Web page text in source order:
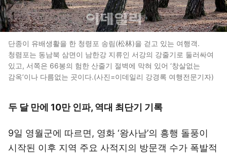
단종이 유배생활을 한 청령포 송림(松林)을 걷고 있는 여행객.
청렴포는 동남북 삼면이 남한강 지류인 서강의 강줄기로 둘러싸여
있고, 서쪽은 66봉의 험한 산줄기 절벽에 막혀 있어 ‘창살없는
감옥’이나 다름없는 곳이다.(사진=이데일리 강경록 여행전문기자)
두 달 만에 10만 인파, 역대 최단기 기록
9일 영월군에 따르면, 영화 ‘왕사남’의 흥행 돌풍이
시작된 이후 지역 주요 사적지의 방문객 수가 폭발적